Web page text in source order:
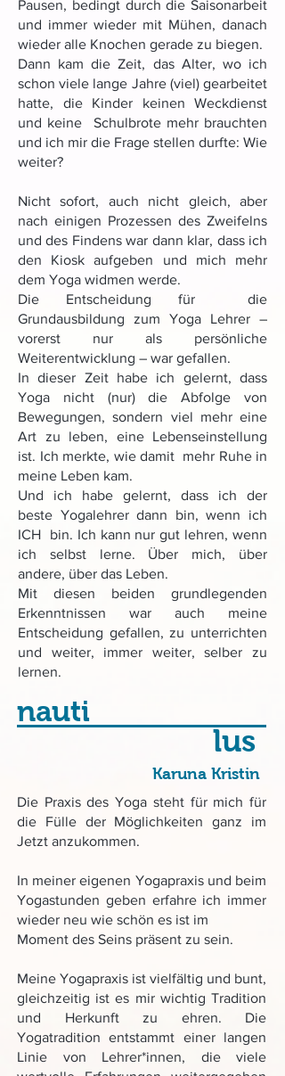
Pausen, bedingt durch die Saisonarbeit
und immer wieder mit Mühen, danach
wieder alle Knochen gerade zu biegen.
Dann kam die Zeit, das Alter, wo ich
schon viele lange Jahre (viel) gearbeitet
hatte, die Kinder keinen Weckdienst
und keine Schulbrote mehr brauchten
und ich mir die Frage stellen durfte: Wie
weiter?
Nicht sofort, auch nicht gleich, aber
nach einigen Prozessen des Zweifelns
und des Findens war dann klar, dass ich
den Kiosk aufgeben und mich mehr
dem Yoga widmen werde.
Die Entscheidung für die
Grundausbildung zum Yoga Lehrer –
vorerst nur als persönliche
Weiterentwicklung – war gefallen.
In dieser Zeit habe ich gelernt, dass
Yoga nicht (nur) die Abfolge von
Bewegungen, sondern viel mehr eine
Art zu leben, eine Lebenseinstellung
ist. Ich merkte, wie damit mehr Ruhe in
meine Leben kam.
Und ich habe gelernt, dass ich der
beste Yogalehrer dann bin, wenn ich
ICH bin. Ich kann nur gut lehren, wenn
ich selbst lerne. Über mich, über
andere, über das Leben.
Mit diesen beiden grundlegenden
Erkenntnissen war auch meine
Entscheidung gefallen, zu unterrichten
und weiter, immer weiter, selber zu
lernen.
nauti
Die Praxis des Yoga steht für mich für
die Fülle der Möglichkeiten ganz im
Jetzt anzukommen.
In meiner eigenen Yogapraxis und beim
Yogastunden geben erfahre ich immer
wieder neu wie schön es ist im
Moment des Seins präsent zu sein.
Meine Yogapraxis ist vielfältig und bunt,
gleichzeitig ist es mir wichtig Tradition
und Herkunft zu ehren. Die
Yogatradition entstammt einer langen
Linie von Lehrer*innen, die viele
Karuna Kristin
lus